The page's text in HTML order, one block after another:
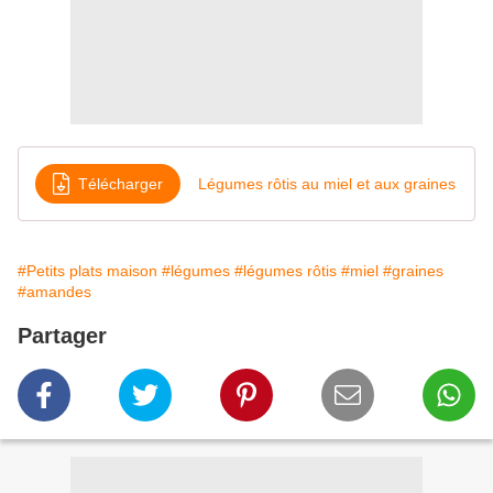
Télécharger Légumes rôtis au miel et aux graines
#Petits plats maison #légumes #légumes rôtis #miel #graines
#amandes
Partager